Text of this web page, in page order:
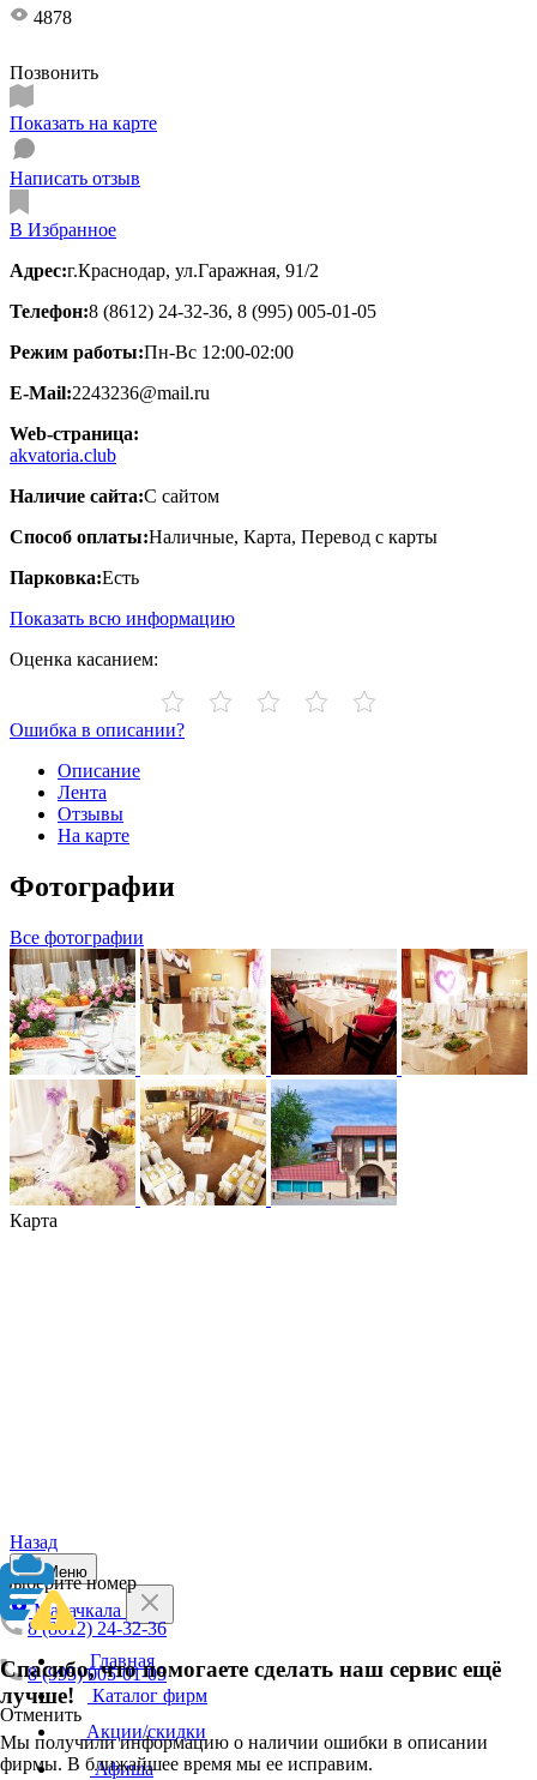
4878
Позвонить
Показать на карте
Написать отзыв
В Избранное
Адрес:г.Краснодар, ул.Гаражная, 91/2
Телефон:8 (8612) 24-32-36, 8 (995) 005-01-05
Режим работы:Пн-Вс 12:00-02:00
E-Mail:2243236@mail.ru
Web-страница:
akvatoria.club
Наличие сайта:С сайтом
Способ оплаты:Наличные, Карта, Перевод с карты
Парковка:Есть
Показать всю информацию
Оценка касанием:
Ошибка в описании?
Описание
Лента
Отзывы
На карте
Фотографии
Все фотографии
Карта
Назад
Выберите номер
8 (8612) 24-32-36
8 (995) 005-01-05
Отменить
Спасибо, что помогаете сделать наш сервис ещё
лучше!
Мы получили информацию о наличии ошибки в описании
фирмы. В ближайшее время мы ее исправим.
Меню
Махачкала
Главная
Каталог фирм
Акции/скидки
Афиша